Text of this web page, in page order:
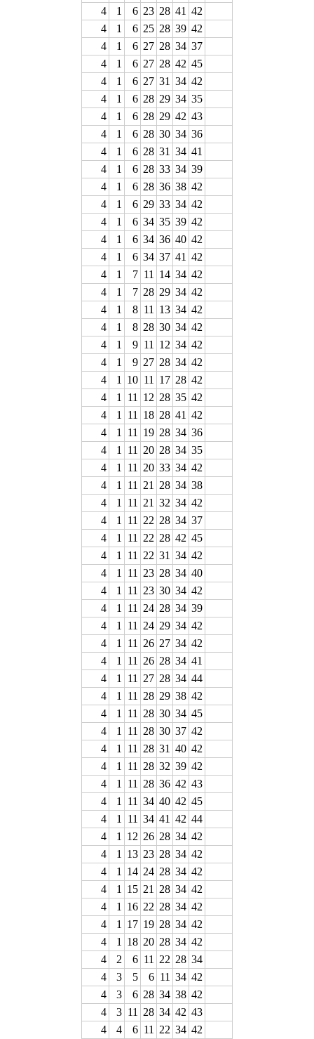
4
1 6 23 28 41 42
4
1 6 25 28 39 42
4
1 6 27 28 34 37
4
1 6 27 28 42 45
4
1 6 27 31 34 42
4
1 6 28 29 34 35
4
1 6 28 29 42 43
4
1 6 28 30 34 36
4
1 6 28 31 34 41
4
1 6 28 33 34 39
4
1 6 28 36 38 42
4
1 6 29 33 34 42
4
1 6 34 35 39 42
4
1 6 34 36 40 42
4
1 6 34 37 41 42
4
1 7 11 14 34 42
4
1 7 28 29 34 42
4
1 8 11 13 34 42
4
1 8 28 30 34 42
4
1 9 11 12 34 42
4
1 9 27 28 34 42
4
1 10 11 17 28 42
4
1 11 12 28 35 42
4
1 11 18 28 41 42
4
1 11 19 28 34 36
4
1 11 20 28 34 35
4
1 11 20 33 34 42
4
1 11 21 28 34 38
4
1 11 21 32 34 42
4
1 11 22 28 34 37
4
1 11 22 28 42 45
4
1 11 22 31 34 42
4
1 11 23 28 34 40
4
1 11 23 30 34 42
4
1 11 24 28 34 39
4
1 11 24 29 34 42
4
1 11 26 27 34 42
4
1 11 26 28 34 41
4
1 11 27 28 34 44
4
1 11 28 29 38 42
4
1 11 28 30 34 45
4
1 11 28 30 37 42
4
1 11 28 31 40 42
4
1 11 28 32 39 42
4
1 11 28 36 42 43
4
1 11 34 40 42 45
4
1 11 34 41 42 44
4
1 12 26 28 34 42
4
1 13 23 28 34 42
4
1 14 24 28 34 42
4
1 15 21 28 34 42
4
1 16 22 28 34 42
4
1 17 19 28 34 42
4
1 18 20 28 34 42
4
2 6 11 22 28 34
4
3 5 6 11 34 42
4
3 6 28 34 38 42
4
3 11 28 34 42 43
4
4 6 11 22 34 42